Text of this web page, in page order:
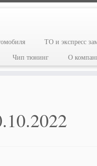
ТО и экспресс
Чип тюнинг О